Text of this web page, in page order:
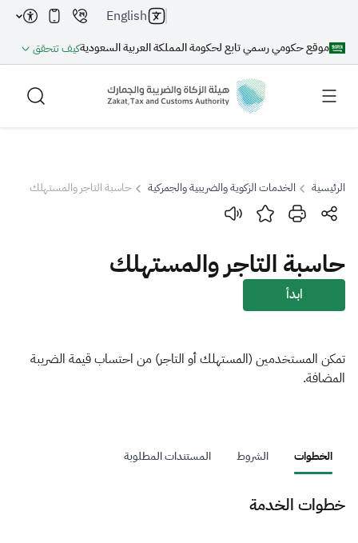
موقع حكومي رسمي تابع لحكومة المملكة العربية السعوديةكيف تتحقق
English
بحث
بحث بحث AI
الزكاة الجمارك
ضريبة القيمة المضافة
الإقرار الضريبي
الرئيسية الخدمات الزكوية والضريبية والجمركية حاسبة التاجر والمستهلك
حاسبة التاجر والمستهلك
ابدأ
تمكن المستخدمين (المستهلك أو التاجر) من احتساب قيمة الضريبة
المضافة.
الخطوات الشروط المستندات المطلوبة
خطوات الخدمة